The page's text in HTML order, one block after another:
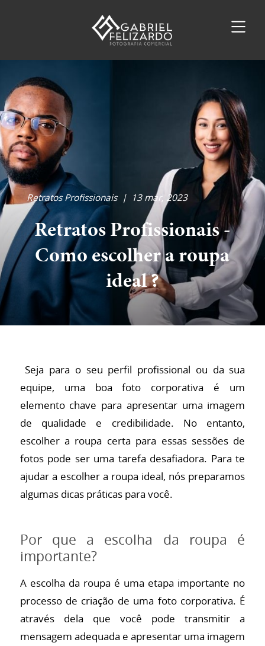
Retratos Profissionais| 13 mar, 2023
Retratos Profissionais -
Como escolher a roupa
ideal ?
Seja para o seu perfil profissional ou da sua
equipe, uma boa foto corporativa é um
elemento chave para apresentar uma imagem
de qualidade e credibilidade. No entanto,
escolher a roupa certa para essas sessões de
fotos pode ser uma tarefa desafiadora. Para te
ajudar a escolher a roupa ideal, nós preparamos
algumas dicas práticas para você.
Por que a escolha da roupa é
importante?
A escolha da roupa é uma etapa importante no
processo de criação de uma foto corporativa. É
através dela que você pode transmitir a
mensagem adequada e apresentar uma imagem